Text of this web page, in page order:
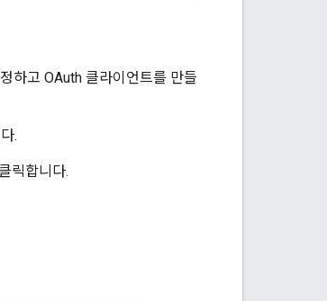
하고 OAuth 클라이언트를 만들
.
릭합니다.